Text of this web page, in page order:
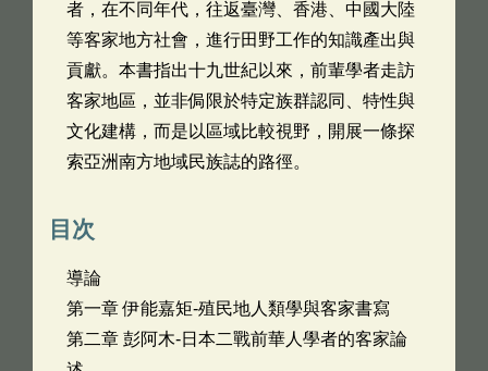
者，在不同年代，往返臺灣、香港、中國大陸
等客家地方社會，進行田野工作的知識產出與
貢獻。本書指出十九世紀以來，前輩學者走訪
客家地區，並非侷限於特定族群認同、特性與
文化建構，而是以區域比較視野，開展一條探
索亞洲南方地域民族誌的路徑。
目次
導論
第一章 伊能嘉矩-殖民地人類學與客家書寫
第二章 彭阿木-日本二戰前華人學者的客家論